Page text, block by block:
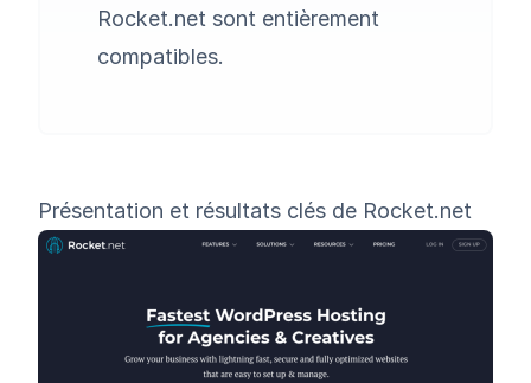
Rocket.net sont entièrement
compatibles.
Présentation et résultats clés de Rocket.net